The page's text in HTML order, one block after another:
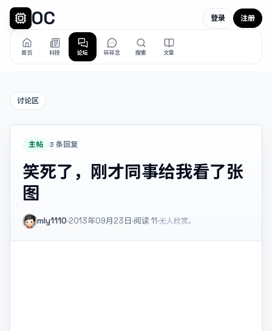
OC
首页 科技 论坛 碎碎念 搜索 文章
登录 注册
讨论区
主帖 3 条回复
笑死了，刚才同事给我看了张
图
mly1110·2013年09月23日·阅读 11·无人欣赏。